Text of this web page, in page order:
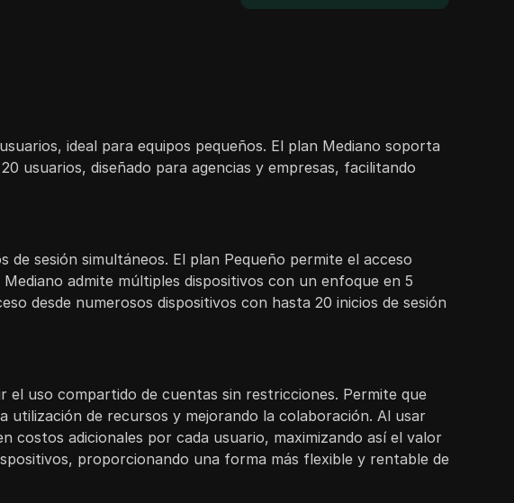
ideal para equipos pequeños. El plan Mediano soporta
usuarios, diseñado para agencias y empresas, facilitando
sesión simultáneos. El plan Pequeño permite el acceso
admite múltiples dispositivos con un enfoque en 5
desde numerosos dispositivos con hasta 20 inicios de sesión
el uso compartido de cuentas sin restricciones. Permite que
utilización de recursos y mejorando la colaboración. Al usar
costos adicionales por cada usuario, maximizando así el valor
proporcionando una forma más flexible y rentable de